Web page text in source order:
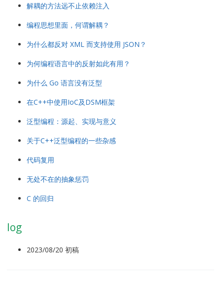
解耦的方法远不止依赖注入
编程思想里面，何谓解耦？
为什么都反对 XML 而支持使用 JSON？
为何编程语言中的反射如此有用？
为什么 Go 语言没有泛型
在C++中使用IoC及DSM框架
泛型编程：源起、实现与意义
关于C++泛型编程的一些杂感
代码复用
无处不在的抽象惩罚
C 的回归
log
2023/08/20 初稿